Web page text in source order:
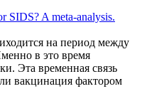
SIDS? A meta-analysis.
на период между
в это время
Эта временная связь
ли вакцинация фактором